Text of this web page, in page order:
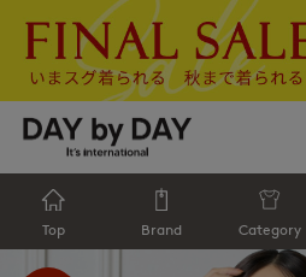
Top Brand Category